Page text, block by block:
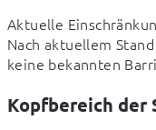
Aktuelle
Nach aktuellem
keine bekannten
Kopfbereich der